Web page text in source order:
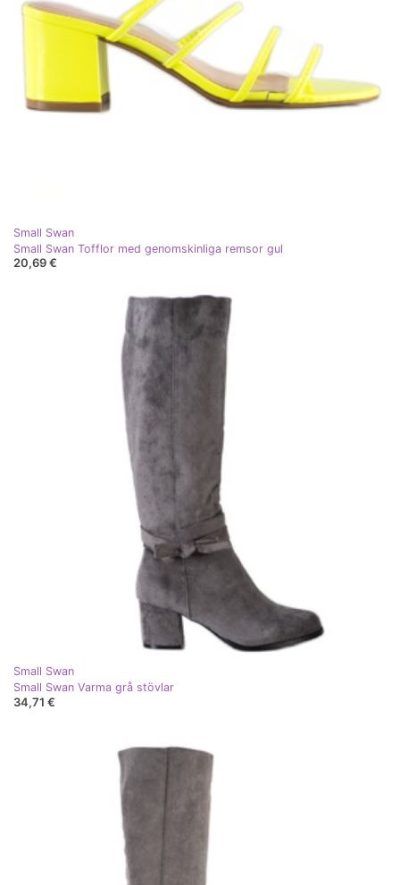
Small Swan
Small Swan Tofflor med genomskinliga remsor gul
20,69 €
Small Swan
Small Swan Varma grå stövlar
34,71 €